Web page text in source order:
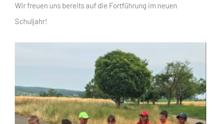
Wir freuen uns bereits auf die Fortführung im neuen
Schuljahr!